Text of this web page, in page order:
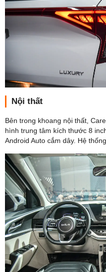
Nội thất
Bên trong khoang nội thất,
hình trung tâm kích thước 8
Android Auto cắm dây. Hệ